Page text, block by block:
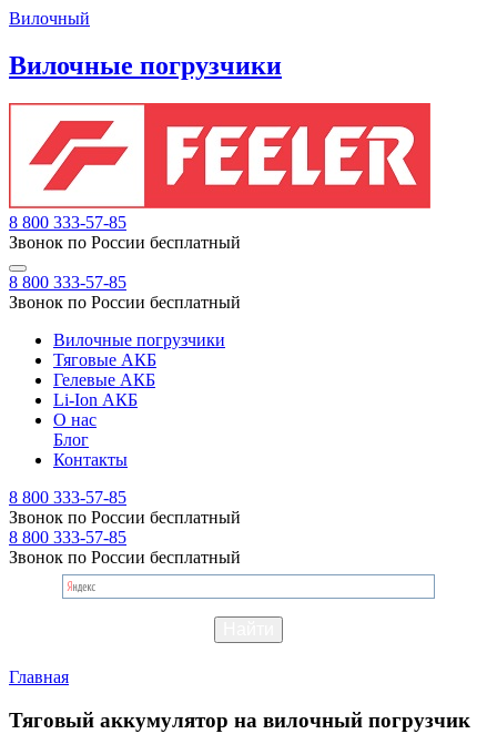
Вилочный
Вилочные погрузчики
8 800 333-57-85
Звонок по России бесплатный
8 800 333-57-85
Звонок по России бесплатный
Вилочные погрузчики
Тяговые АКБ
Гелевые АКБ
Li-Ion АКБ
О нас
Блог
Контакты
8 800 333-57-85
Звонок по России бесплатный
8 800 333-57-85
Звонок по России бесплатный
Главная
Тяговый аккумулятор на вилочный погрузчик